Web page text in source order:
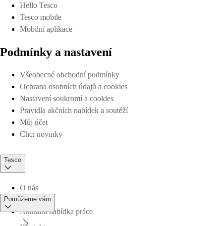
Hello Tesco
Tesco mobile
Mobilní aplikace
Podmínky a nastavení
Všeobecné obchodní podmínky
Ochrana osobních údajů a cookies
Nastavení soukromí a cookies
Pravidla akčních nabídek a soutěží
Můj účet
Chci novinky
Tesco
O nás
Aktuální nabídka práce
Pomůžeme vám